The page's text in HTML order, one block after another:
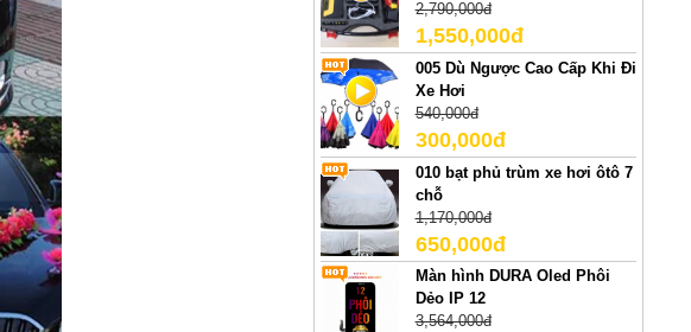
2,790,000đ
1,550,000đ
005 Dù Ngược Cao Cấp Khi Đi
Xe Hơi
540,000đ
300,000đ
010 bạt phủ trùm xe hơi ôtô 7
chỗ
1,170,000đ
650,000đ
Màn hình DURA Oled Phôi
Dẻo IP 12
3,564,000đ